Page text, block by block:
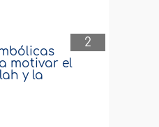
2
motivar el
y la